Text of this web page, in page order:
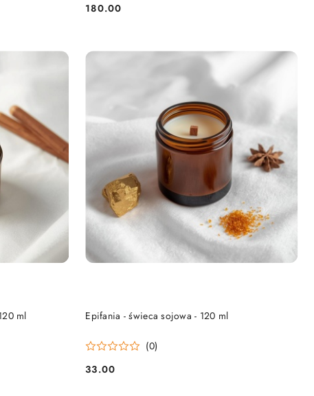
Cena:
180.00
ml Epifania - świeca sojowa - 120 ml
(0)
Cena:
33.00
DO KOSZYKA